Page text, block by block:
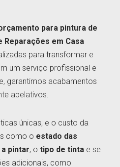
para pintura de
Reparações em Casa
para transformar e
um serviço profissional e
garantimos acabamentos
apelativos.
únicas, e o custo da
como o estado das
pintar, otipo de tinta e se
adicionais, como